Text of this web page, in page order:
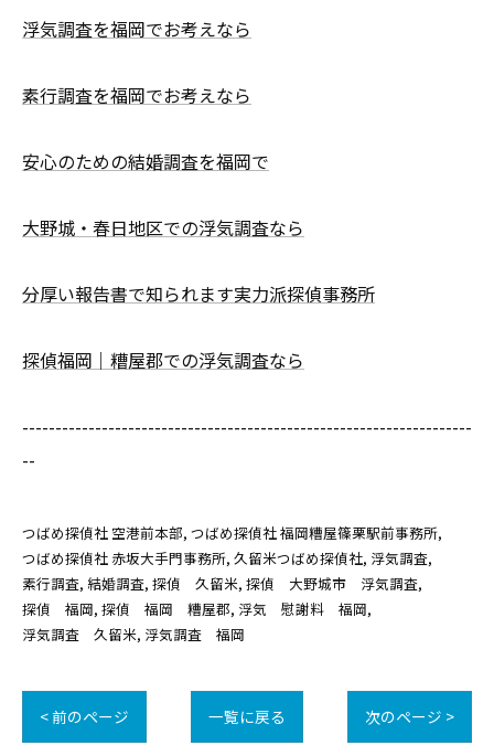
浮気調査を福岡でお考えなら
素行調査を福岡でお考えなら
安心のための結婚調査を福岡で
大野城・春日地区での浮気調査なら
分厚い報告書で知られます実力派探偵事務所
探偵福岡｜糟屋郡での浮気調査なら
--------------------------------------------------------------------
--
つばめ探偵社 空港前本部 つばめ探偵社 福岡糟屋篠栗駅前事務所
つばめ探偵社 赤坂大手門事務所 久留米つばめ探偵社 浮気調査
素行調査 結婚調査 探偵 久留米 探偵 大野城市 浮気調査
探偵 福岡 探偵 福岡 糟屋郡 浮気 慰謝料 福岡
浮気調査 久留米 浮気調査 福岡
< 前のページ 一覧に戻る 次のページ >